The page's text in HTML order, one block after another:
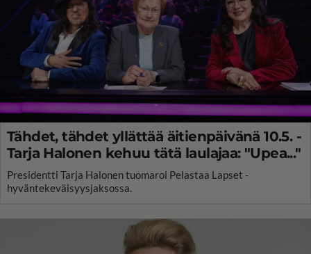
Tähdet, tähdet yllättää äitienpäivänä 10.5. -
Tarja Halonen kehuu tätä laulajaa: "Upea..."
Presidentti Tarja Halonen tuomaroi Pelastaa Lapset -
hyväntekeväisyysjaksossa.